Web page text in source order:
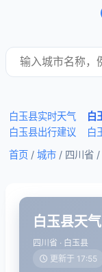
白玉县实时天气 白
白玉县出行建议
白
首页 / 城市 / 四川省 /
白玉县天
四川省 · 白玉县
更新于 17:55